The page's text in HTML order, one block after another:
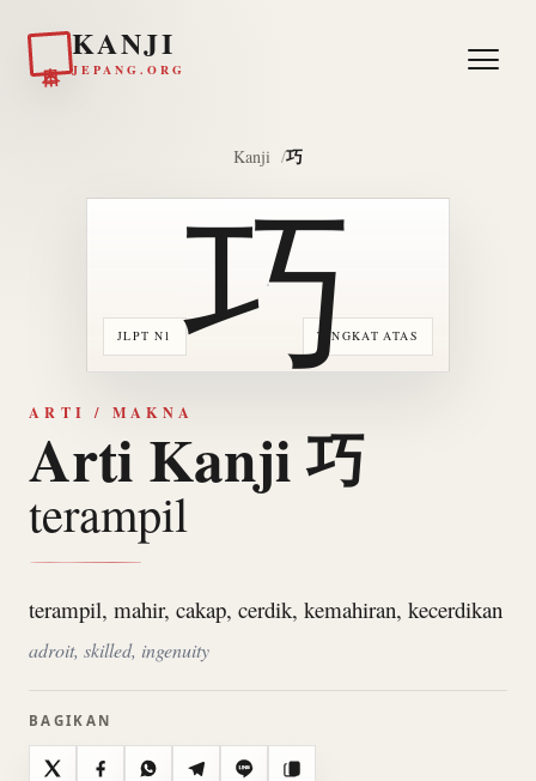
KANJI
JEPANG.ORG
Kanji 巧
JLPT N1 TINGKAT ATAS
巧
ARTI / MAKNA
Arti Kanji 巧
terampil
terampil, mahir, cakap, cerdik, kemahiran, kecerdikan
adroit, skilled, ingenuity
BAGIKAN